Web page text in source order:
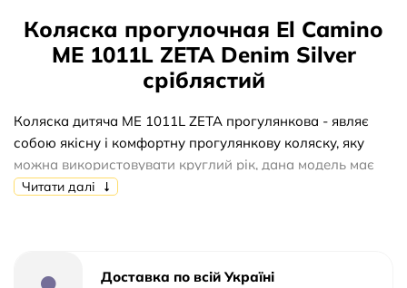
Коляска прогулочная El Camino
ME 1011L ZETA Denim Silver
сріблястий
Коляска дитяча ME 1011L ZETA прогулянкова - являє
собою якісну і комфортну прогулянкову коляску, яку
можна використовувати круглий рік, дана модель має
великий регульований капюшон з цупкої тканини, що
комфортну і безпечну прогулянку, у коляски
Читати далі
Доставка по всій Україні